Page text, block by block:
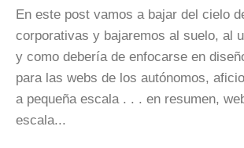
En este post vamos a bajar del cielo
corporativas y bajaremos al suelo, al
y como debería de enfocarse en
para las webs de los autónomos,
a pequeña escala . . . en resumen,
escala...